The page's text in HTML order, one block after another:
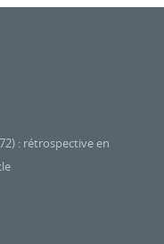
: rétrospective en